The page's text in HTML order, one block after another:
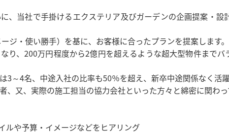
、当社で手掛けるエクステリア及びガーデンの企画提案・設
ジ・使い勝手）を基に、お客様に合ったプランを提案します。
り、200万円程度から2億円を超えるような超大型物件までバ
3～4名、中途入社の比率も50％を超え、新卒中途関係なく活躍
、又、実際の施工担当の協力会社といった方々と綿密に関わっ
ルや予算・イメージなどをヒアリング